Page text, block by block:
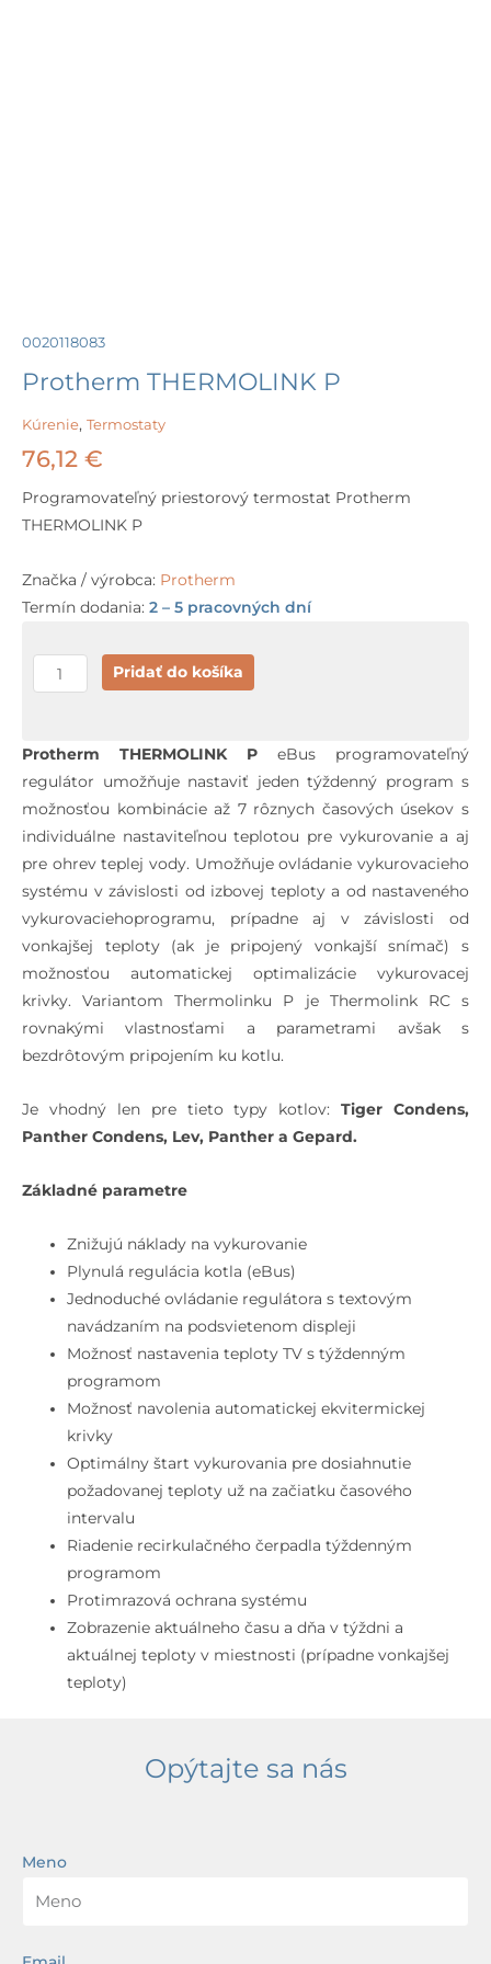
0020118083
Protherm THERMOLINK P
Kúrenie, Termostaty
76,12 €
Programovateľný priestorový termostat Protherm
THERMOLINK P
Značka / výrobca: Protherm
Termín dodania: 2 – 5 pracovných dní
množstvo
Protherm
P
Pridať do košíka
Protherm THERMOLINK P eBus programovateľný
regulátor umožňuje nastaviť jeden týždenný program s
možnosťou kombinácie až 7 rôznych časových úsekov s
individuálne nastaviteľnou teplotou pre vykurovanie a aj
pre ohrev teplej vody. Umožňuje ovládanie vykurovacieho
systému v závislosti od izbovej teploty a od nastaveného
vykurovaciehoprogramu, prípadne aj v závislosti od
vonkajšej teploty (ak je pripojený vonkajší snímač) s
možnosťou automatickej optimalizácie vykurovacej
krivky. Variantom Thermolinku P je Thermolink RC s
rovnakými vlastnosťami a parametrami avšak s
bezdrôtovým pripojením ku kotlu.
Je vhodný len pre tieto typy kotlov:Tiger Condens,
Panther Condens, Lev, Panther a Gepard.
Základné parametre
Znižujú náklady na vykurovanie
Plynulá regulácia kotla (eBus)
Jednoduché ovládanie regulátora s textovým
navádzaním na podsvietenom displeji
Možnosť nastavenia teploty TV s týždenným
programom
Možnosť navolenia automatickej ekvitermickej
krivky
Optimálny štart vykurovania pre dosiahnutie
požadovanej teploty už na začiatku časového
intervalu
Riadenie recirkulačného čerpadla týždenným
programom
Protimrazová ochrana systému
Zobrazenie aktuálneho času a dňa v týždni a
aktuálnej teploty v miestnosti (prípadne vonkajšej
teploty)
Opýtajte sa nás
Meno